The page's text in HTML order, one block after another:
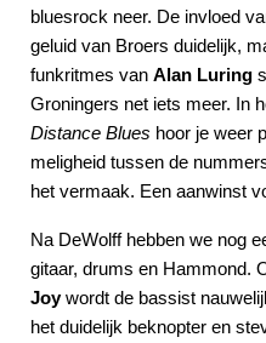
bluesrock neer. De invloed
geluid van Broers duidelijk,
funkritmes van Alan Luring
Groningers net iets meer. In
Distance Blues hoor je weer
meligheid tussen de
het vermaak. Een aanwinst
Na DeWolff hebben we nog
gitaar, drums en Hammond.
Joywordt de bassist
het duidelijk beknopter en